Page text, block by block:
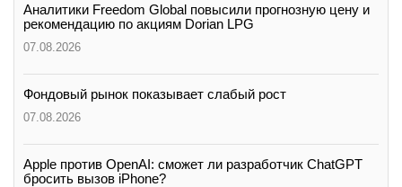
Аналитики Freedom Global повысили прогнозную цену и
рекомендацию по акциям Dorian LPG
07.08.2026
Фондовый рынок показывает слабый рост
07.08.2026
Apple против OpenAI: сможет ли разработчик ChatGPT
бросить вызов iPhone?